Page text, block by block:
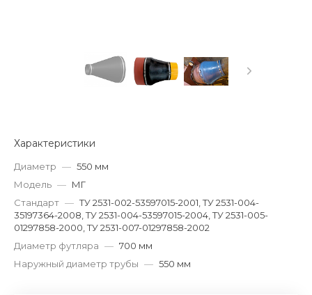
Характеристики
Диаметр — 550 мм
Модель — МГ
Стандарт — ТУ 2531-002-53597015-2001, ТУ 2531-004-
35197364-2008, ТУ 2531-004-53597015-2004, ТУ 2531-005-
01297858-2000, ТУ 2531-007-01297858-2002
Диаметр футляра — 700 мм
Наружный диаметр трубы — 550 мм